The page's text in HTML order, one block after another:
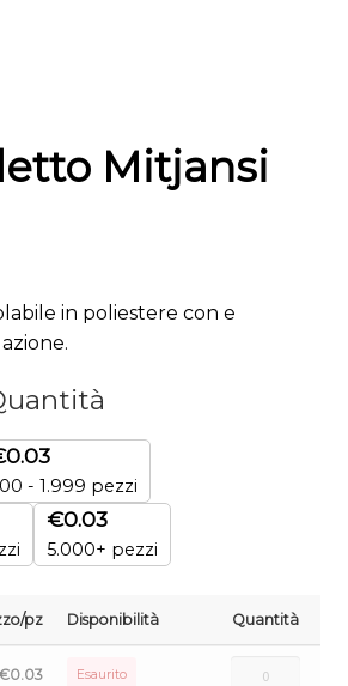
Mitjansi
in poliestere con e
0.03
- 1.999 pezzi
€0.03
5.000+ pezzi
pz Disponibilità Quantità
0.03 Esaurito